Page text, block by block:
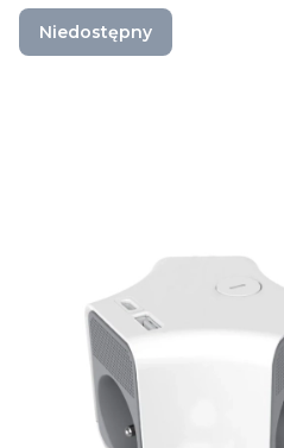
Niedostępny